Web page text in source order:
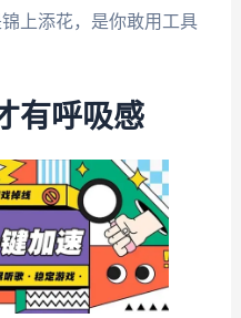
上添花，是你敢用工具
有呼吸感